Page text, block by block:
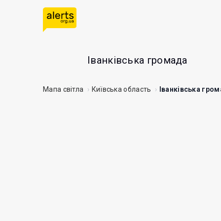
Іванківська громада
Мапа світла Київська область Іванківська